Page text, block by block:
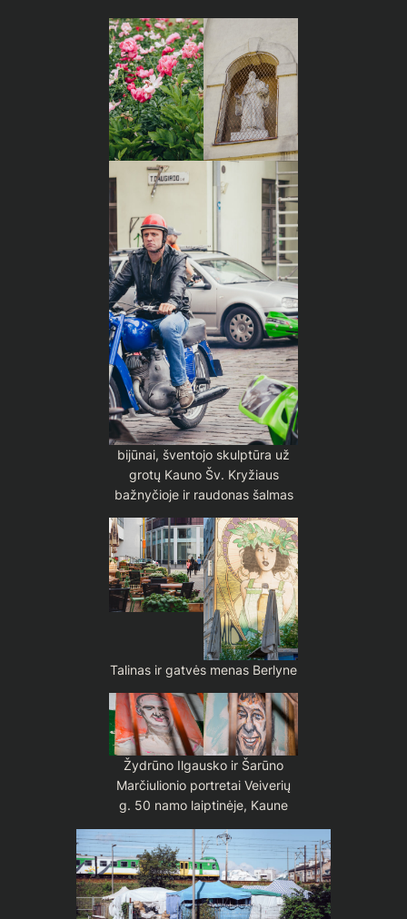
bijūnai, šventojo skulptūra už
grotų Kauno Šv. Kryžiaus
bažnyčioje ir raudonas šalmas
Talinas ir gatvės menas Berlyne
Žydrūno Ilgausko ir Šarūno
Marčiulionio portretai Veiverių
g. 50 namo laiptinėje, Kaune